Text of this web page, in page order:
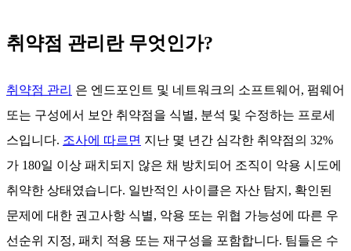
취약점 관리란 무엇인가?
취약점 관리 은 엔드포인트 및 네트워크의 소프트웨어, 펌웨어
또는 구성에서 보안 취약점을 식별, 분석 및 수정하는 프로세
스입니다. 조사에 따르면 지난 몇 년간 심각한 취약점의 32%
가 180일 이상 패치되지 않은 채 방치되어 조직이 악용 시도에
취약한 상태였습니다. 일반적인 사이클은 자산 탐지, 확인된
문제에 대한 권고사항 식별, 악용 또는 위협 가능성에 따른 우
선순위 지정, 패치 적용 또는 재구성을 포함합니다. 팀들은 수